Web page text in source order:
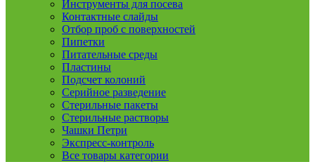
Инструменты для посева
Контактные слайды
Отбор проб с поверхностей
Пипетки
Питательные среды
Пластины
Подсчет колоний
Серийное разведение
Стерильные пакеты
Стерильные растворы
Чашки Петри
Экспресс-контроль
Все товары категории